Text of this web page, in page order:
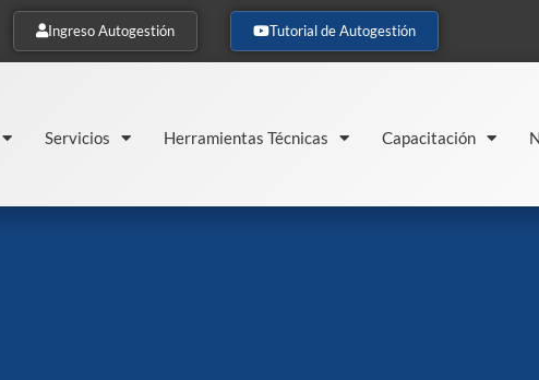
Ingreso Autogestión Tutorial de Autogestión
Servicios Herramientas Técnicas Capacitación